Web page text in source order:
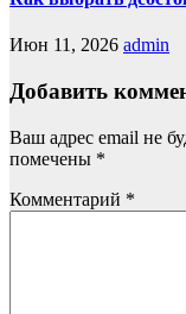
Июн 11, 2026 admin
Добавить
Ваш адрес email не
помечены *
Комментарий *